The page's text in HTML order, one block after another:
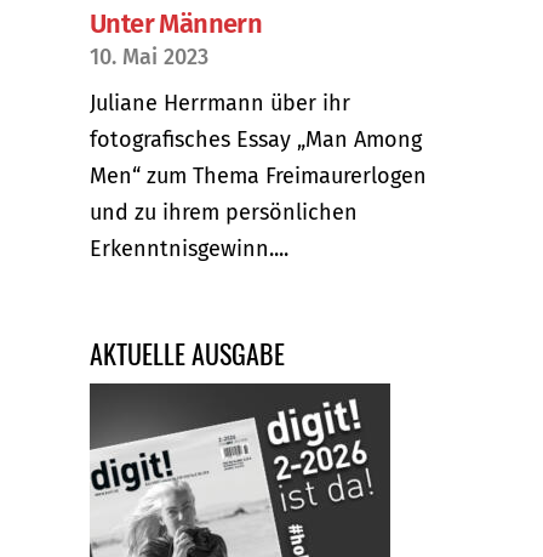
Unter Männern
10. Mai 2023
Juliane Herrmann über ihr
fotografisches Essay „Man Among
Men“ zum Thema Freimaurerlogen
und zu ihrem persönlichen
Erkenntnisgewinn....
AKTUELLE AUSGABE